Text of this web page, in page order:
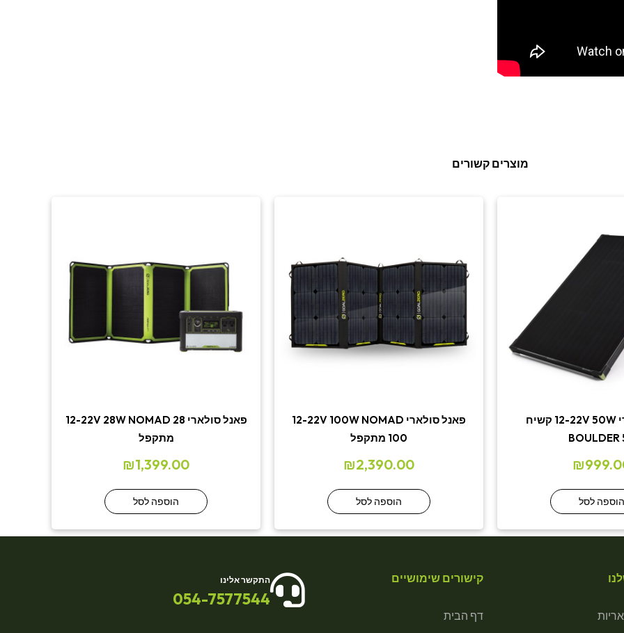
מוצרים קשורים
פאנל סולארי 12-22V 50W קשיח
BOULDER
₪
הוספה לסל
פאנל סולארי 12-22V 100W NOMAD
100 מתקפל
₪2,390.00
הוספה לסל
פאנל סולארי 12-22V 28W NOMAD 28
מתקפל
₪1,399.00
הוספה לסל
קישורים שימושיים
דף הבית
התקשר אלינו
054-7577544